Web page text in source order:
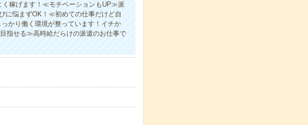
く稼げます！≪モチベーションもUP≫派
に悩まずOK！≪初めての仕事だけど自
かり働く環境が整っています！イチか
指せる≫高時給だらけの派遣のお仕事で